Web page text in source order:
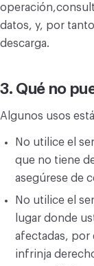
datos, y, por
descarga.
3. Qué no
Algunos usos
No utilice el
que no tiene
asegúrese de
No utilice el
lugar donde
afectadas,
infrinja